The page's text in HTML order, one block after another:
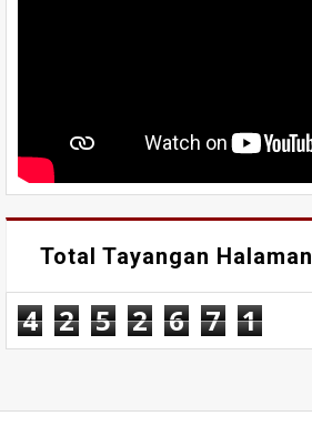
Total Tayangan Halaman
4 2 5 2 6 7 1